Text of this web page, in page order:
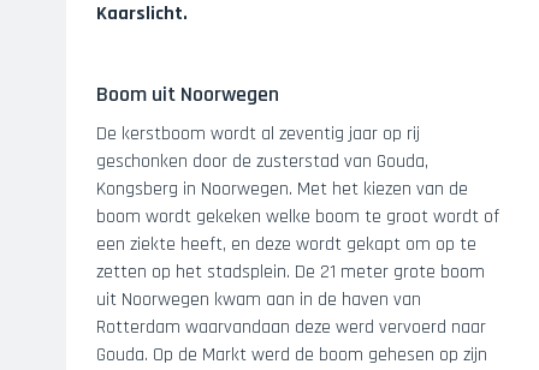
Kaarslicht.
Boom uit Noorwegen
De kerstboom wordt al zeventig jaar op rij
geschonken door de zusterstad van Gouda,
Kongsberg in Noorwegen. Met het kiezen van de
boom wordt gekeken welke boom te groot wordt of
een ziekte heeft, en deze wordt gekapt om op te
zetten op het stadsplein. De 21 meter grote boom
uit Noorwegen kwam aan in de haven van
Rotterdam waarvandaan deze werd vervoerd naar
Gouda. Op de Markt werd de boom gehesen op zijn